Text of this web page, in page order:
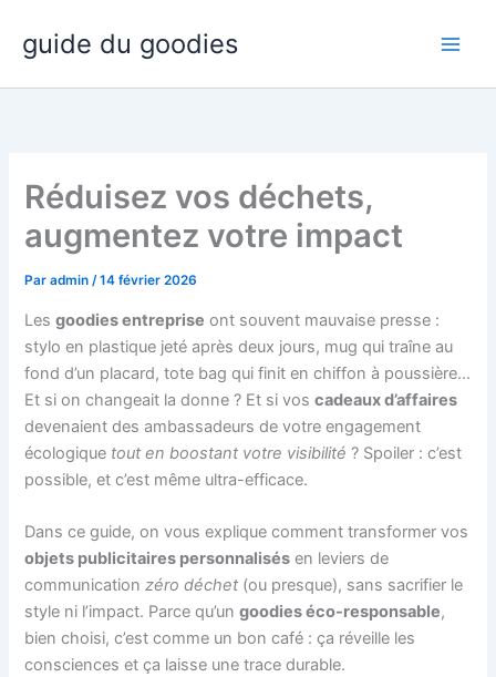
contenu
guide du goodies
Réduisez vos déchets,
augmentez votre impact
Paradmin/14 février 2026
Lesgoodies entreprise ont souvent mauvaise presse :
stylo en plastique jeté après deux jours, mug qui traîne au
fond d’un placard, tote bag qui finit en chiffon à poussière…
Et si on changeait la donne ? Et si voscadeaux d’affaires
devenaient des ambassadeurs de votre engagement
écologique tout en boostant votre visibilité ? Spoiler : c’est
possible, et c’est même ultra-efficace.
Dans ce guide, on vous explique comment transformer vos
objets publicitaires personnalisés en leviers de
communicationzéro déchet (ou presque), sans sacrifier le
style ni l’impact. Parce qu’ungoodies éco-responsable,
bien choisi, c’est comme un bon café : ça réveille les
consciences et ça laisse une trace durable.